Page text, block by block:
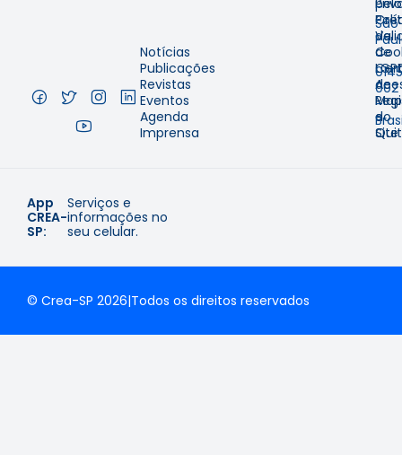
Atualizado em 15 de abril de 2026
Notícias
Publicações
Revistas
Eventos
Agenda
Imprensa
pelo
de
de
e
de
do
Site
–
São
–
002
–
App
CREA-
SP:
Serviços e
informações no
seu celular.
© Crea-SP 2026|Todos os direitos reservados